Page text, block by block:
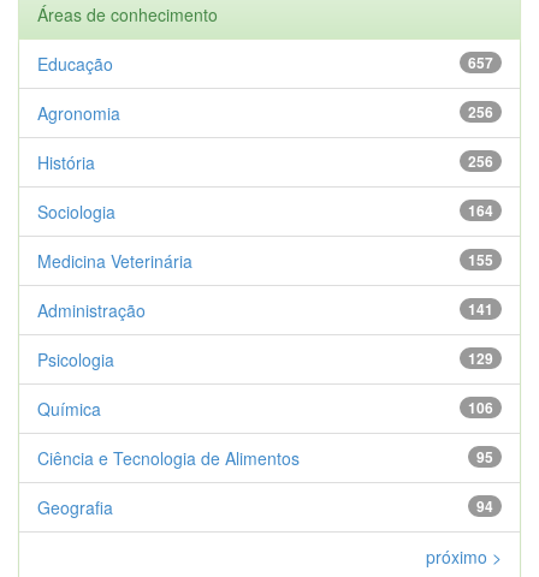
Áreas de conhecimento
657
Educação
256
Agronomia
256
História
164
Sociologia
155
Medicina Veterinária
141
Administração
129
Psicologia
106
Química
95
Ciência e Tecnologia de Alimentos
94
Geografia
próximo >